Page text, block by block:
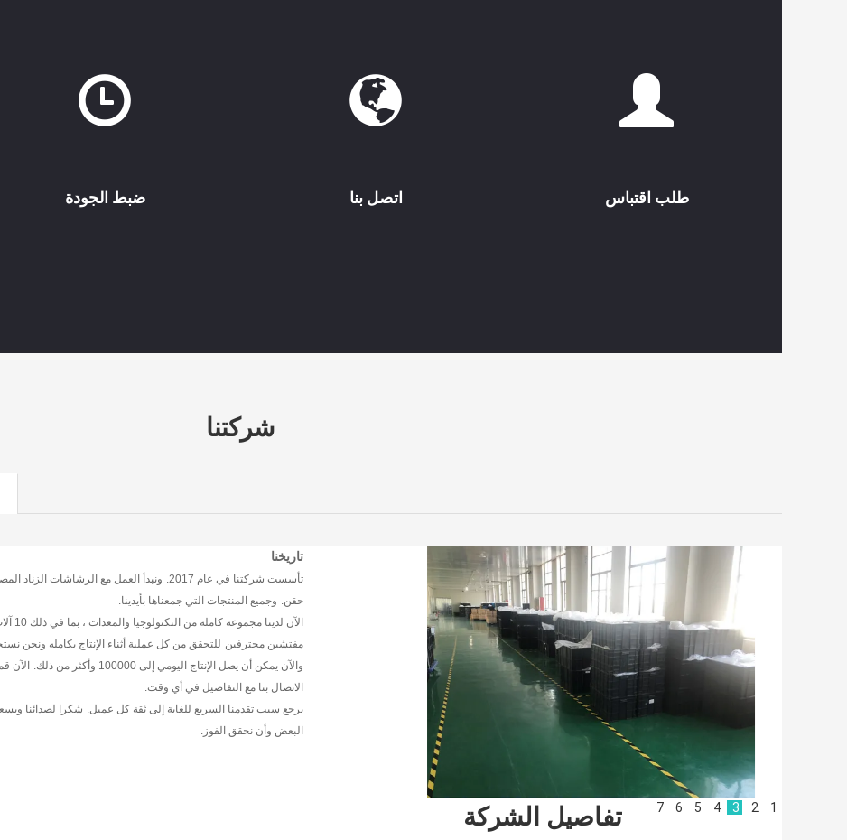
ضبط الجودة اتصل بنا طلب اقتباس
شركتنا
تاريخنا
تأسست شركتنا في عام 2017. ونبدأ العمل مع الرشاشات الزناد
حقن. وجميع المنتجات التي جمعناها بأيدينا.
مفتشين محترفين للتحقق من كل عملية أثناء الإنتاج بكامله ونحن
والآن يمكن أن يصل الإنتاج اليومي إلى 100000 وأكثر من ذلك.
الآن
الاتصال بنا مع التفاصيل في أي وقت.
يرجع سبب تقدمنا ​​السريع للغاية إلى ثقة كل عميل. شكرا لصدائنا
البعض وأن نحقق الفوز.
1
2
3
4
5
6
7 تفاصيل الشركة